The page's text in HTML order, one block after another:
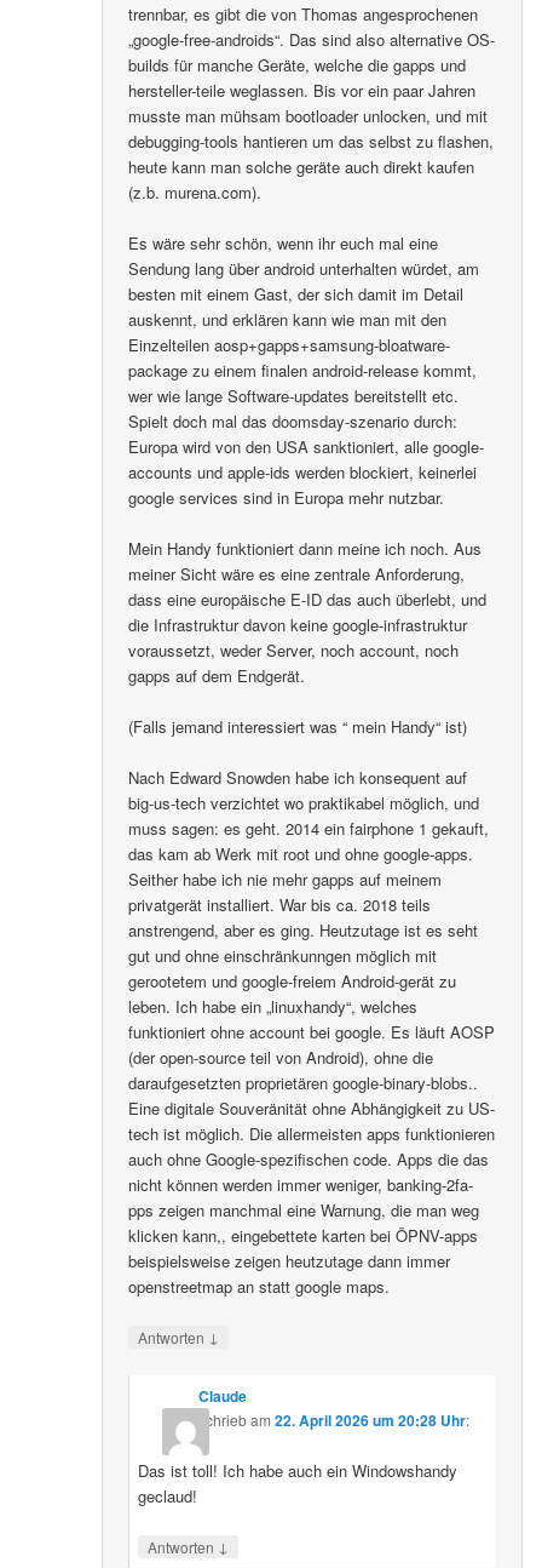
trennbar, es gibt die von Thomas angesprochenen
„google-free-androids“. Das sind also alternative OS-
builds für manche Geräte, welche die gapps und
hersteller-teile weglassen. Bis vor ein paar Jahren
musste man mühsam bootloader unlocken, und mit
debugging-tools hantieren um das selbst zu flashen,
heute kann man solche geräte auch direkt kaufen
(z.b. murena.com).
Es wäre sehr schön, wenn ihr euch mal eine
Sendung lang über android unterhalten würdet, am
besten mit einem Gast, der sich damit im Detail
auskennt, und erklären kann wie man mit den
Einzelteilen aosp+gapps+samsung-bloatware-
package zu einem finalen android-release kommt,
wer wie lange Software-updates bereitstellt etc.
Spielt doch mal das doomsday-szenario durch:
Europa wird von den USA sanktioniert, alle google-
accounts und apple-ids werden blockiert, keinerlei
google services sind in Europa mehr nutzbar.
Mein Handy funktioniert dann meine ich noch. Aus
meiner Sicht wäre es eine zentrale Anforderung,
dass eine europäische E-ID das auch überlebt, und
die Infrastruktur davon keine google-infrastruktur
voraussetzt, weder Server, noch account, noch
gapps auf dem Endgerät.
(Falls jemand interessiert was “ mein Handy“ ist)
Nach Edward Snowden habe ich konsequent auf
big-us-tech verzichtet wo praktikabel möglich, und
muss sagen: es geht. 2014 ein fairphone 1 gekauft,
das kam ab Werk mit root und ohne google-apps.
Seither habe ich nie mehr gapps auf meinem
privatgerät installiert. War bis ca. 2018 teils
anstrengend, aber es ging. Heutzutage ist es seht
gut und ohne einschränkunngen möglich mit
gerootetem und google-freiem Android-gerät zu
leben. Ich habe ein „linuxhandy“, welches
funktioniert ohne account bei google. Es läuft AOSP
(der open-source teil von Android), ohne die
daraufgesetzten proprietären google-binary-blobs..
Eine digitale Souveränität ohne Abhängigkeit zu US-
tech ist möglich. Die allermeisten apps funktionieren
auch ohne Google-spezifischen code. Apps die das
nicht können werden immer weniger, banking-2fa-
pps zeigen manchmal eine Warnung, die man weg
klicken kann,, eingebettete karten bei ÖPNV-apps
beispielsweise zeigen heutzutage dann immer
openstreetmap an statt google maps.
Antworten ↓
Claude
schriebam 22. April 2026 um 20:28 Uhr:
Das ist toll! Ich habe auch ein Windowshandy
geclaud!
Antworten ↓